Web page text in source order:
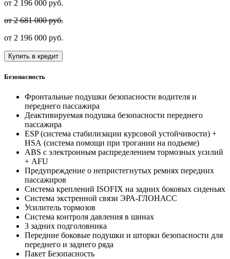
от 2 196 000 руб.
от 2 681 000 руб.
от 2 196 000 руб.
Купить в кредит
Безопасность
Фронтальные подушки безопасности водителя и
переднего пассажира
Деактивируемая подушка безопасности переднего
пассажира
ESP (система стабилизации курсовой устойчивости) +
HSА (система помощи при трогании на подъеме)
ABS с электронным распределением тормозных усилий
+ AFU
Предупреждение о непристегнутых ремнях передних
пассажиров
Система креплений ISOFIX на задних боковых сиденьях
Система экстренной связи ЭРА-ГЛОНАСС
Усилитель тормозов
Система контроля давления в шинах
3 задних подголовника
Передние боковые подушки и шторки безопасности для
переднего и заднего ряда
Пакет Безопасность